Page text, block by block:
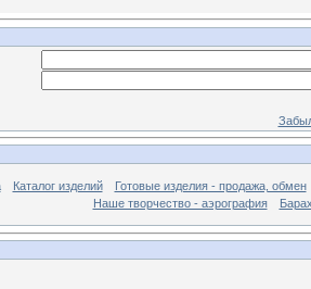
Каталог изделий
Готовые изделия - продажа, обмен
Наше творчество - аэрография